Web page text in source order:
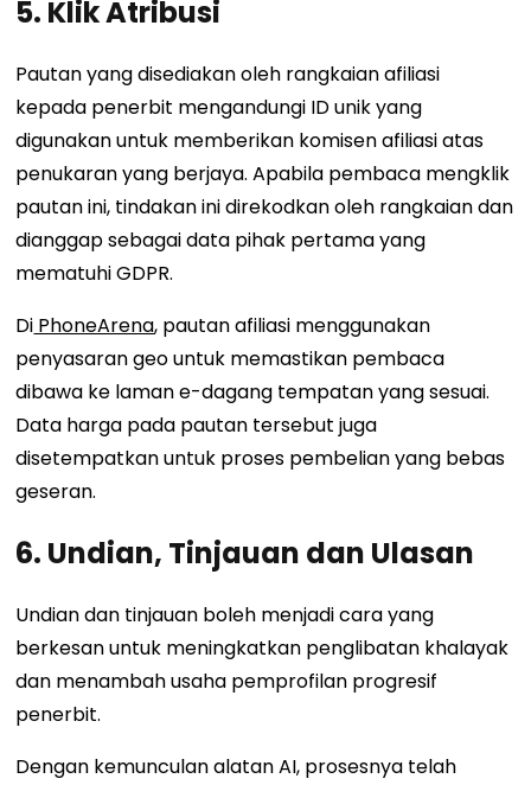
5. Klik Atribusi
Pautan yang disediakan oleh rangkaian afiliasi
kepada penerbit mengandungi ID unik yang
digunakan untuk memberikan komisen afiliasi atas
penukaran yang berjaya. Apabila pembaca mengklik
pautan ini, tindakan ini direkodkan oleh rangkaian dan
dianggap sebagai data pihak pertama yang
mematuhi GDPR.
Di PhoneArena, pautan afiliasi menggunakan
penyasaran geo untuk memastikan pembaca
dibawa ke laman e-dagang tempatan yang sesuai.
Data harga pada pautan tersebut juga
disetempatkan untuk proses pembelian yang bebas
geseran.
6. Undian, Tinjauan dan Ulasan
Undian dan tinjauan boleh menjadi cara yang
berkesan untuk meningkatkan penglibatan khalayak
dan menambah usaha pemprofilan progresif
penerbit.
Dengan kemunculan alatan AI, prosesnya telah